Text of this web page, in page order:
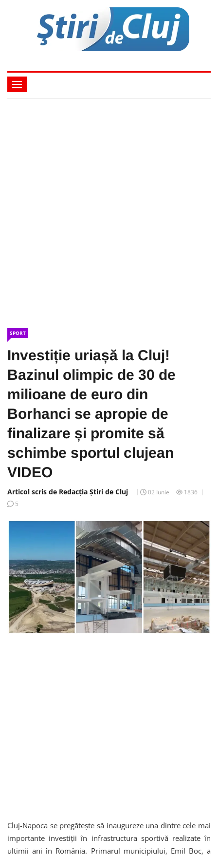
SPORT
Investiție uriașă la Cluj!
Bazinul olimpic de 30 de
milioane de euro din
Borhanci se apropie de
finalizare și promite să
schimbe sportul clujean
VIDEO
Articol scris de Redacția Știri de Cluj 02 Iunie
1836
5
Cluj-Napoca se pregătește să inaugureze una dintre cele mai
importante investiții în infrastructura sportivă realizate în
ultimii ani în România. Primarul municipiului, Emil Boc, a